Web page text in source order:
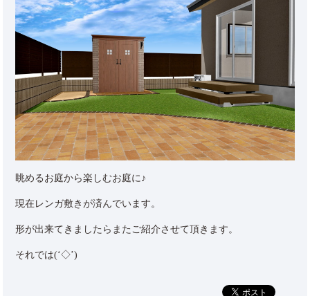
眺めるお庭から楽しむお庭に♪
現在レンガ敷きが済んでいます。
形が出来てきましたらまたご紹介させて頂きます。
それでは(‘◇’)ゞ